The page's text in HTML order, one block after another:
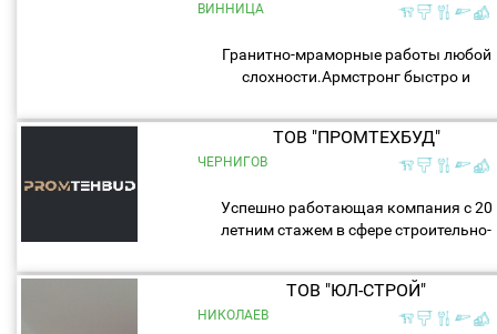
ВИННИЦА
Гранитно-мраморные работы любой
слохности.Армстронг быстро и
работы,укладка тротуарной плитки...
ТОВ "ПРОМТЕХБУД"
ЧЕРНИГОВ
Успешно работающая компания с 20
летним стажем в сфере строительно-
направлением, которой является
строительство коттеджей с
благоустройством прилагающей...
ТОВ "ЮЛ-СТРОЙ"
НИКОЛАЕВ